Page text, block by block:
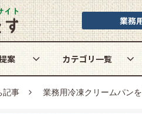
業務
案 カテゴリ一覧
記事 業務用冷凍クリームパン